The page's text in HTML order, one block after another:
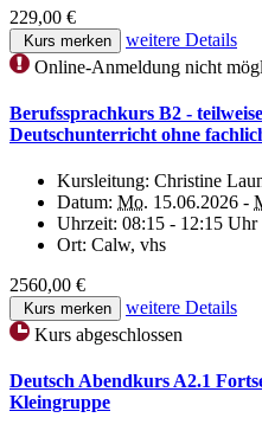
229,00 €
Kurs merken
weitere Details
Online-Anmeldung nicht
Berufssprachkurs B2 -
Deutschunterricht ohne
Kursleitung: Christine
Datum: Mo. 15.06.2026 -
Uhrzeit: 08:15 - 12:15 Uhr
Ort: Calw, vhs
2560,00 €
Kurs merken
weitere Details
Kurs abgeschlossen
Deutsch Abendkurs A2.1
Kleingruppe